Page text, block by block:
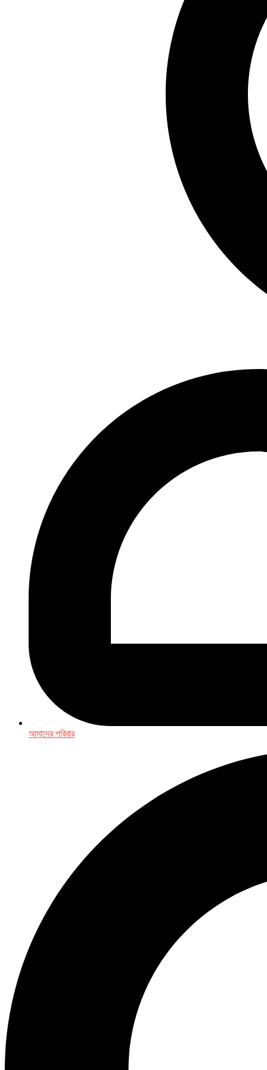
আমাদের পরিবার